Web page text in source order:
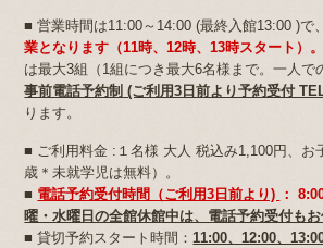
■ 営業時間は11:00～14:00 (最終入館13:00 )で
業となります（11時、12時、13時スタート）。
は最大3組（1組につき最大6名様まで。一人で
事前電話予約制 (ご利用3日前より予約受付
ります。
■ ご利用料金 :１名様 大人 税込み1,100円、お
歳＊未就学児は無料）。
■ 電話予約受付時間（ご利用3日前より) ：
曜・水曜日の全館休館中は、電話予約受付もお
■ 貸切予約スタート時間：11:00、12:00、